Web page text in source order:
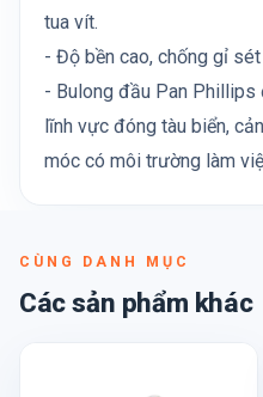
tua vít.
- Độ bền cao, chống gỉ
- Bulong đầu Pan
lĩnh vực đóng tàu biển,
móc có môi trường làm
CÙNG DANH MỤC
Các sản phẩm khác